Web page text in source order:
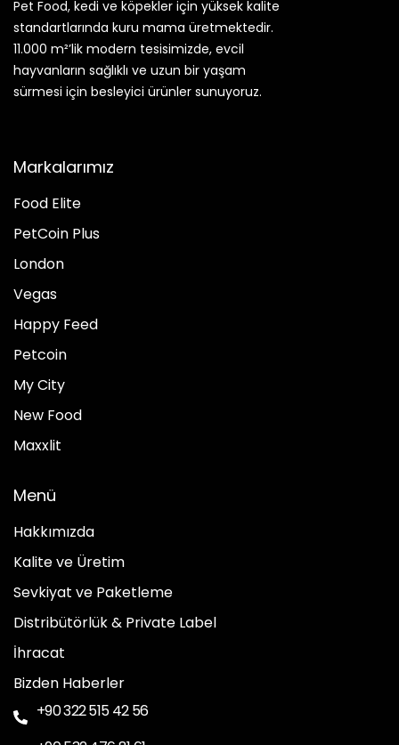
Pet Food, kedi ve köpekler için yüksek kalite
standartlarında kuru mama üretmektedir.
11.000 m²’lik modern tesisimizde, evcil
hayvanların sağlıklı ve uzun bir yaşam
sürmesi için besleyici ürünler sunuyoruz.
Markalarımız
Food Elite
PetCoin Plus
London
Vegas
Happy Feed
Petcoin
My City
New Food
Maxxlit
Menü
Hakkımızda
Kalite ve Üretim
Sevkiyat ve Paketleme
Distribütörlük & Private Label
İhracat
Bizden Haberler
+90 322 515 42 56